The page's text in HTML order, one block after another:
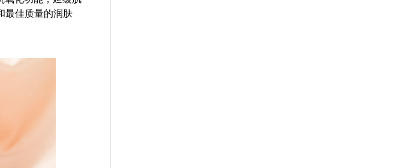
最佳质量的润肤